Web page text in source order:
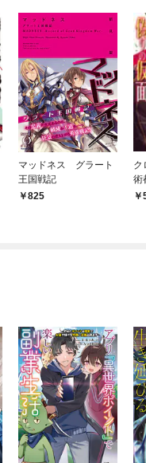
マッドネス グラート
王国戦記
825
ク
術